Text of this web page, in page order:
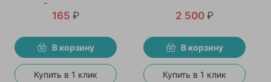
бантиками
165 ₽
В корзину
Купить в 1 клик
2 500 ₽
В корзину
Купить в 1 клик